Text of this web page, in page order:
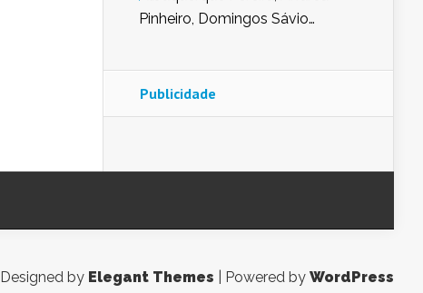
Pinheiro, Domingos Sávio
Nunes de Sena, Fátima Peixoto,
Glória Pereira, Kátia Mesel,
Publicidade
Designed by Elegant Themes | Powered by WordPress